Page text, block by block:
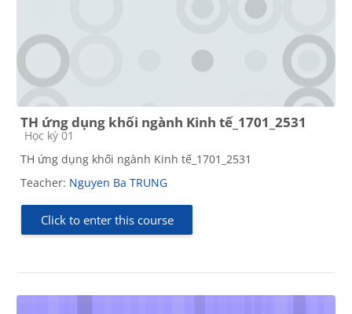
TH ứng dụng khối ngành Kinh tế_1701_2531
Course category
Học kỳ 01
TH ứng dụng khối ngành Kinh tế_1701_2531
Teacher: Nguyen Ba TRUNG
Click to enter this course